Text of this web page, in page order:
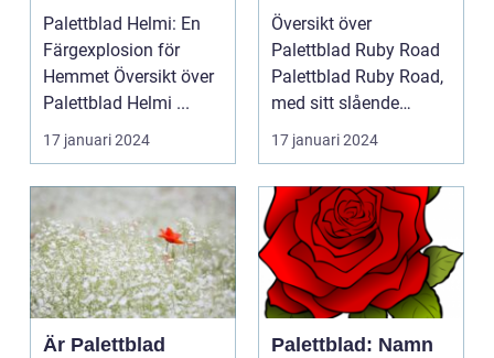
Palettblad Helmi: En
Färgexplosion för
Hemmet Översikt över
Palettblad Helmi ...
17 januari 2024
Favorit för Hem
Översikt över
Palettblad Ruby Road
Palettblad Ruby Road,
med sitt slående
utseende och
färgsprakan...
17 januari 2024
Är Palettblad
Palettblad: Namn